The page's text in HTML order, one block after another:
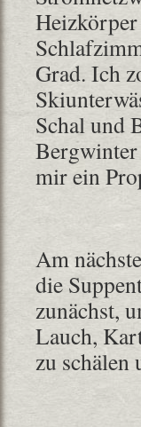
Grad. Ich
Schal und
mir ein
Am
die
zunächst,
Lauch,
zu schälen